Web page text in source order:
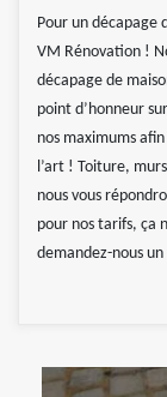
Pour un décapage
VM Rénovation !
décapage de
point d’honneur
nos maximums
l’art ! Toiture,
nous vous
pour nos tarifs, ça
demandez-nous